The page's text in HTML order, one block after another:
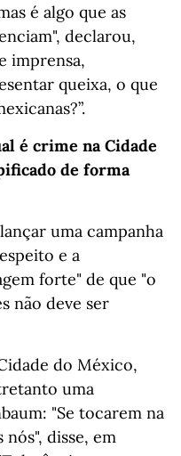
é algo que as
declarou,
imprensa,
queixa, o que
é crime na Cidade
de forma
uma campanha
e a
forte" de que "o
não deve ser
do México,
uma
"Se tocarem na
disse, em